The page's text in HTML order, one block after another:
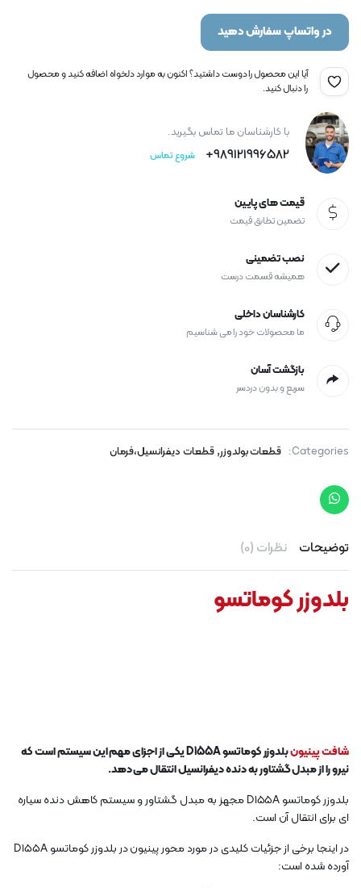
در واتساپ سفارش دهید
آیا این محصول را دوست داشتید؟ اکنون به موارد دلخواه اضافه کنید و محصول
را دنبال کنید.
با کارشناسان ما تماس بگیرید.
989121996582+ شروع تماس
قیمت های پایین
تضمین تطابق قیمت
نصب تضمینی
همیشه قسمت درست
کارشناسان داخلی
ما محصولات خود را می شناسیم
بازگشت آسان
سریع و بدون دردسر
Categories: قطعات بولدوزر,قطعات دیفرانسیل،فرمان
توضیحات نظرات (0)
بلدوزر کوماتسو
شافت پینیون
بلدوزر کوماتسو D155A یکی از اجزای مهم این سیستم است که
نیرو را از مبدل گشتاور به دنده دیفرانسیل انتقال می دهد.
بلدوزر کوماتسو D155A مجهز به مبدل گشتاور و سیستم کاهش دنده سیاره
ای برای انتقال آن است.
در اینجا برخی از جزئیات کلیدی در مورد محور پینیون در بلدوزر کوماتسو D155A
آورده شده است: